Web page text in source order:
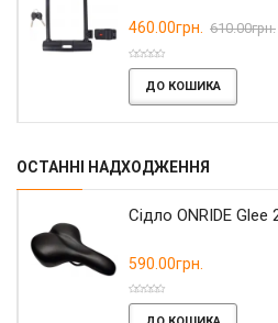
460.00грн. 610.00грн.
ДО КОШИКА
ОСТАННІ НАДХОДЖЕННЯ
Сідло ONRIDE
590.00грн.